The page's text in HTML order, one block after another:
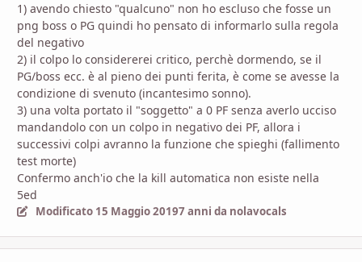
1) avendo chiesto "qualcuno" non ho escluso che fosse un
png boss o PG quindi ho pensato di informarlo sulla regola
del negativo
2) il colpo lo considererei critico, perchè dormendo, se il
PG/boss ecc. è al pieno dei punti ferita, è come se avesse la
condizione di svenuto (incantesimo sonno).
3) una volta portato il "soggetto" a 0 PF senza averlo ucciso
mandandolo con un colpo in negativo dei PF, allora i
successivi colpi avranno la funzione che spieghi (fallimento
test morte)
Confermo anch'io che la kill automatica non esiste nella
5ed
Modificato 15 Maggio 20197 anni da nolavocals